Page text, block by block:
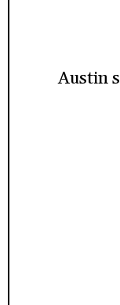
Austin